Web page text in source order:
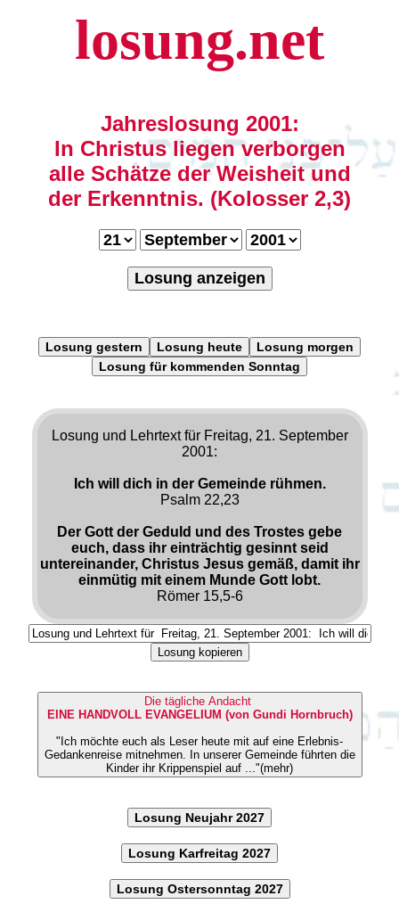
losung.net
Jahreslosung 2001:
In Christus liegen verborgen
alle Schätze der Weisheit und
der Erkenntnis. (Kolosser 2,3)
Losung anzeigen
Losung gestern Losung heute
Losung morgen
Losung für kommenden Sonntag
Losung und Lehrtext für Freitag, 21. September
2001:
Ich will dich in der Gemeinde rühmen.
Psalm 22,23
Der Gott der Geduld und des Trostes gebe
euch, dass ihr einträchtig gesinnt seid
untereinander, Christus Jesus gemäß, damit ihr
einmütig mit einem Munde Gott lobt.
Römer 15,5-6
Losung kopieren
Die tägliche Andacht
EINE HANDVOLL EVANGELIUM (von Gundi Hornbruch)
"Ich möchte euch als Leser heute mit auf eine Erlebnis-
Gedankenreise mitnehmen. In unserer Gemeinde führten die
Kinder ihr Krippenspiel auf ..."(mehr)
Losung Neujahr 2027
Losung Karfreitag 2027
Losung Ostersonntag 2027